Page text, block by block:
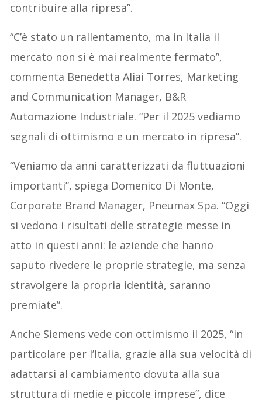
contribuire alla ripresa”.
“C’è stato un rallentamento, ma in Italia il
mercato non si è mai realmente fermato”,
commenta Benedetta Aliai Torres, Marketing
and Communication Manager, B&R
Automazione Industriale. “Per il 2025 vediamo
segnali di ottimismo e un mercato in ripresa”.
“Veniamo da anni caratterizzati da fluttuazioni
importanti”, spiega Domenico Di Monte,
Corporate Brand Manager, Pneumax Spa. “Oggi
si vedono i risultati delle strategie messe in
atto in questi anni: le aziende che hanno
saputo rivedere le proprie strategie, ma senza
stravolgere la propria identità, saranno
premiate”.
Anche Siemens vede con ottimismo il 2025, “in
particolare per l’Italia, grazie alla sua velocità di
adattarsi al cambiamento dovuta alla sua
struttura di medie e piccole imprese”, dice